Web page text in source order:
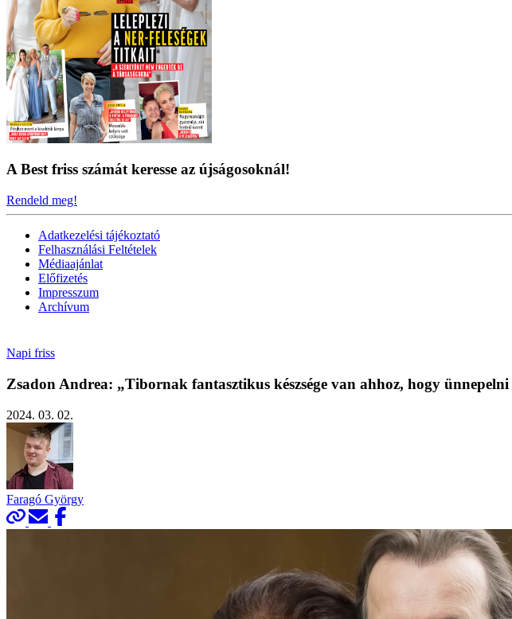
A Best friss számát keresse az újságosoknál!
Rendeld meg!
Adatkezelési tájékoztató
Felhasználási Feltételek
Médiaajánlat
Előfizetés
Impresszum
Archívum
Napi friss
Zsadon Andrea: „Tibornak fantasztikus készsége van ahhoz, hogy
2024. 03. 02.
Faragó György